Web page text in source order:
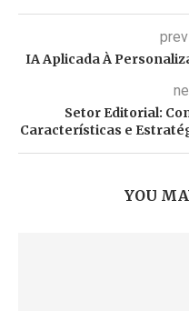
IA Aplicada À
Setor Editorial:
Características e
YOU